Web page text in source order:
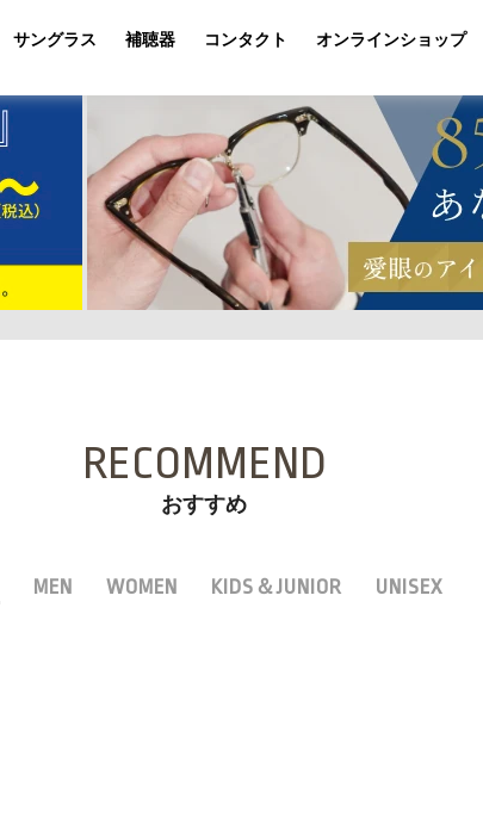
サングラス 補聴器 コンタクト オンラインショップ
RECOMMEND
おすすめ
MEN WOMEN KIDS＆JUNIOR UNISEX